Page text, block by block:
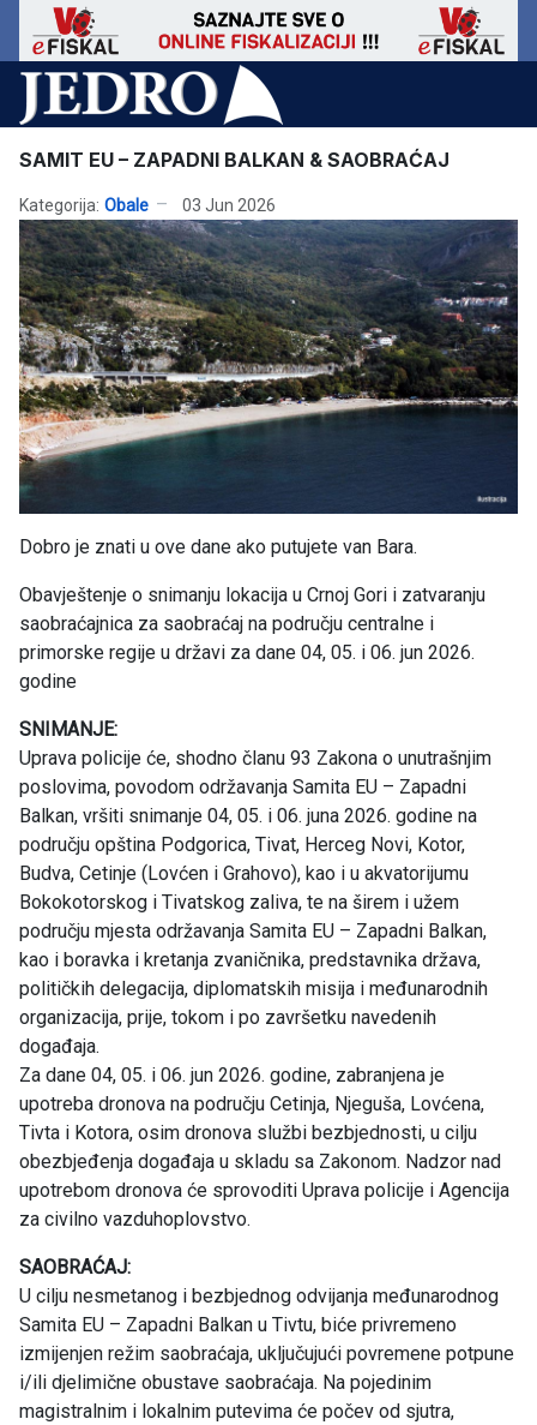
SAMIT EU – ZAPADNI BALKAN & SAOBRAĆAJ
Kategorija: Obale 03 Jun 2026
Dobro je znati u ove dane ako putujete van Bara.
Obavještenje o snimanju lokacija u Crnoj Gori i zatvaranju
saobraćajnica za saobraćaj na području centralne i
primorske regije u državi za dane 04, 05. i 06. jun 2026.
godine
SNIMANJE:
Uprava policije će, shodno članu 93 Zakona o unutrašnjim
poslovima, povodom održavanja Samita EU – Zapadni
Balkan, vršiti snimanje 04, 05. i 06. juna 2026. godine na
području opština Podgorica, Tivat, Herceg Novi, Kotor,
Budva, Cetinje (Lovćen i Grahovo), kao i u akvatorijumu
Bokokotorskog i Tivatskog zaliva, te na širem i užem
području mjesta održavanja Samita EU – Zapadni Balkan,
kao i boravka i kretanja zvaničnika, predstavnika država,
političkih delegacija, diplomatskih misija i međunarodnih
organizacija, prije, tokom i po završetku navedenih
događaja.
Za dane 04, 05. i 06. jun 2026. godine, zabranjena je
upotreba dronova na području Cetinja, Njeguša, Lovćena,
Tivta i Kotora, osim dronova službi bezbjednosti, u cilju
obezbjeđenja događaja u skladu sa Zakonom. Nadzor nad
upotrebom dronova će sprovoditi Uprava policije i Agencija
za civilno vazduhoplovstvo.
SAOBRAĆAJ:
U cilju nesmetanog i bezbjednog odvijanja međunarodnog
Samita EU – Zapadni Balkan u Tivtu, biće privremeno
izmijenjen režim saobraćaja, uključujući povremene potpune
i/ili djelimične obustave saobraćaja. Na pojedinim
magistralnim i lokalnim putevima će počev od sjutra,